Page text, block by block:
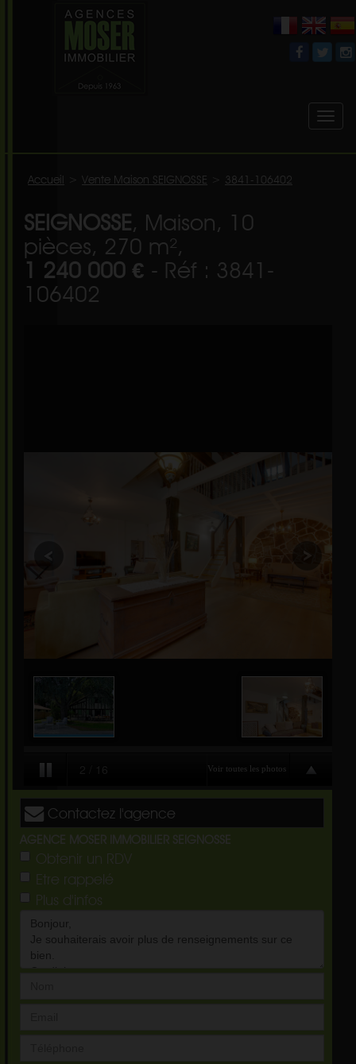
Accueil Vente Maison SEIGNOSSE 3841-106402
SEIGNOSSE, Maison, 10
pièces, 270 m²,
1 240 000 € - Réf : 3841-
106402
Contactez l'agence
AGENCE MOSER IMMOBILIER SEIGNOSSE
Obtenir un RDV
Etre rappelé
Plus d'infos